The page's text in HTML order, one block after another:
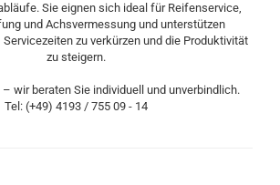
Sie eignen sich ideal für Reifenservice,
und Achsvermessung und unterstützen
zu verkürzen und die Produktivität
zu steigern.
– wir beraten Sie individuell und unverbindlich.
Tel: (+49) 4193 / 755 09 - 14